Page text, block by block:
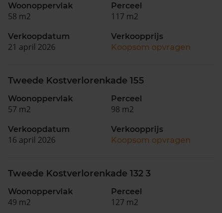
Woonoppervlak
58 m2
Perceel
117 m2
Verkoopdatum
21 april 2026
Verkoopprijs
Koopsom opvragen
Tweede Kostverlorenkade 155
Woonoppervlak
57 m2
Perceel
98 m2
Verkoopdatum
16 april 2026
Verkoopprijs
Koopsom opvragen
Tweede Kostverlorenkade 132 3
Woonoppervlak
49 m2
Perceel
127 m2